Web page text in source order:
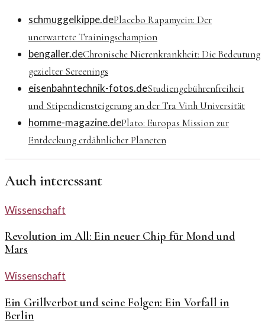
schmuggelkippe.dePlacebo Rapamycin: Der
unerwartete Trainingschampion
bengaller.deChronische Nierenkrankheit: Die Bedeutung
gezielter Screenings
eisenbahntechnik-fotos.deStudiengebührenfreiheit
und Stipendiensteigerung an der Tra Vinh Universität
homme-magazine.dePlato: Europas Mission zur
Entdeckung erdähnlicher Planeten
Auch interessant
Wissenschaft
Revolution im All: Ein neuer Chip für Mond und
Mars
Wissenschaft
Ein Grillverbot und seine Folgen: Ein Vorfall in
Berlin